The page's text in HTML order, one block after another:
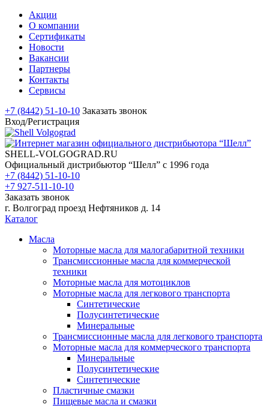
Акции
О компании
Сертификаты
Новости
Вакансии
Партнеры
Контакты
Сервисы
+7 (8442) 51-10-10 Заказать звонок
Вход/Регистрация
SHELL-VOLGOGRAD.RU
Официальный дистрибьютор “Шелл” с 1996 года
+7 (8442) 51-10-10
+7 927-511-10-10
Заказать звонок
г. Волгоград проезд Нефтяников д. 14
Каталог
Масла
Моторные масла для малогабаритной техники
Трансмиссионные масла для коммерческой
техники
Моторные масла для мотоциклов
Моторные масла для легкового транспорта
Синтетические
Полусинтетические
Минеральные
Трансмиссионные масла для легкового транспорта
Моторные масла для коммерческого транспорта
Минеральные
Полусинтетические
Синтетические
Пластичные смазки
Пищевые масла и смазки